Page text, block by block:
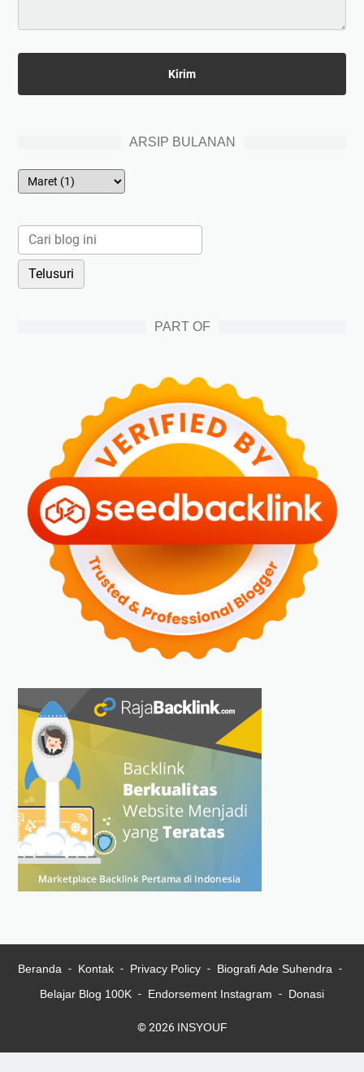
ARSIP BULANAN
PART OF
Beranda Kontak Privacy Policy
Biografi Ade Suhendra
Belajar Blog 100K
Endorsement Instagram Donasi
© 2026 INSYOUF